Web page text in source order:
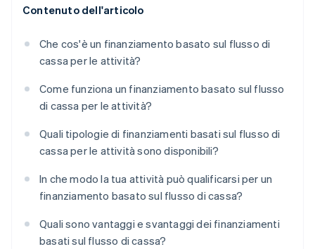
Contenuto dell'articolo
Che cos'è un finanziamento basato sul flusso di
cassa per le attività?
Come funziona un finanziamento basato sul flusso
di cassa per le attività?
Quali tipologie di finanziamenti basati sul flusso di
cassa per le attività sono disponibili?
In che modo la tua attività può qualificarsi per un
finanziamento basato sul flusso di cassa?
Quali sono vantaggi e svantaggi dei finanziamenti
basati sul flusso di cassa?